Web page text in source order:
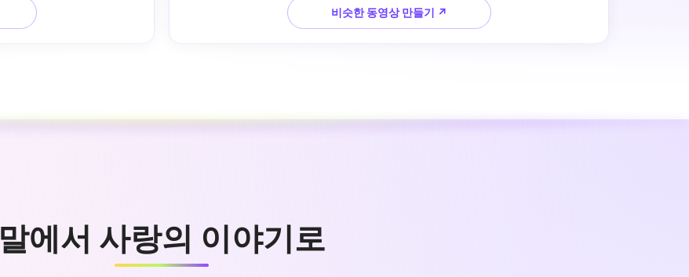
비슷한 동영상 만들기 ↗
말에서 사랑의 이야기로